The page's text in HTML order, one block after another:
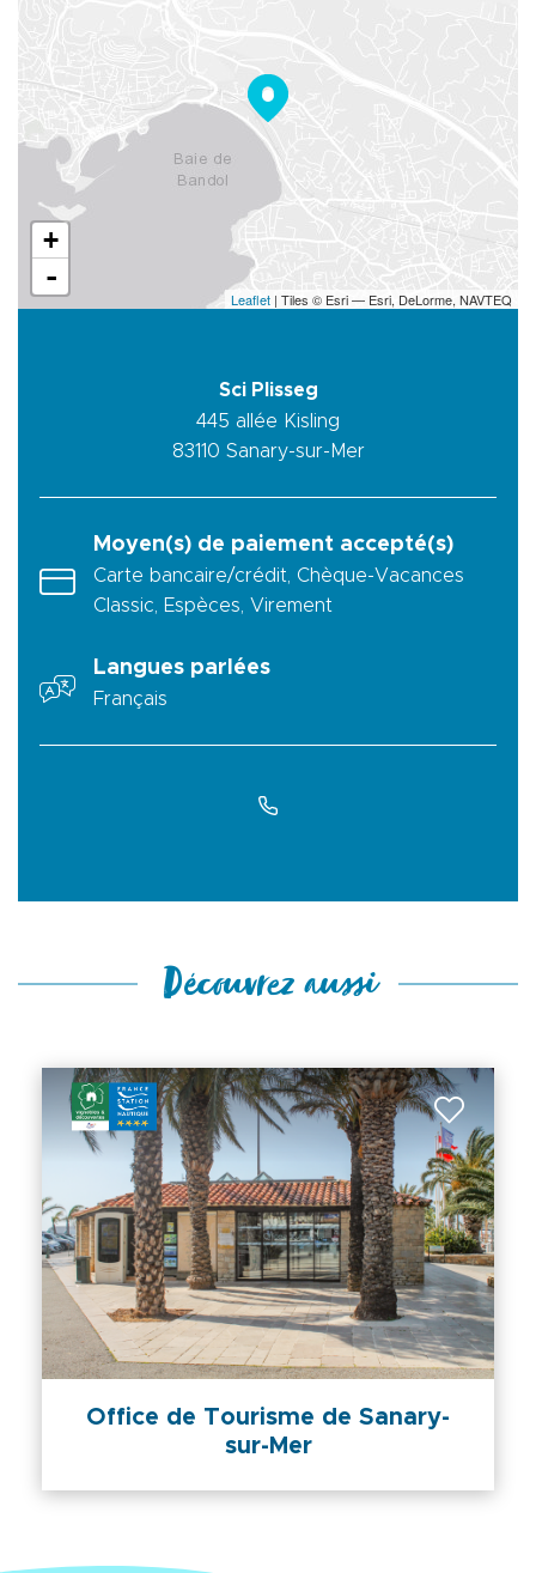
+
-
Leaflet | Tiles © Esri — Esri, DeLorme, NAVTEQ
Sci Plisseg
445 allée Kisling
83110 Sanary-sur-Mer
Moyen(s) de paiement accepté(s)
Carte bancaire/crédit, Chèque-Vacances
Classic, Espèces, Virement
Langues parlées
Français
Découvrez aussi
Office de Tourisme de Sanary-
sur-Mer